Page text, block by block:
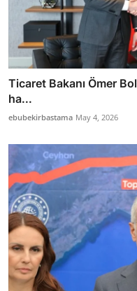
Ticaret Bakanı Ömer
ha...
ebubekirbastama May 4, 2026